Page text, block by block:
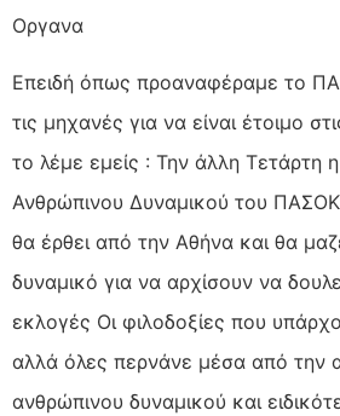
Οργανα
Επειδή όπως προαναφέραμε το
τις μηχανές για να είναι έτοιμο
το λέμε εμείς : Την άλλη Τετάρτη
Ανθρώπινου Δυναμικού του
θα έρθει από την Αθήνα και θα
δυναμικό για να αρχίσουν να
εκλογές Οι φιλοδοξίες που
αλλά όλες περνάνε μέσα από την
ανθρώπινου δυναμικού και